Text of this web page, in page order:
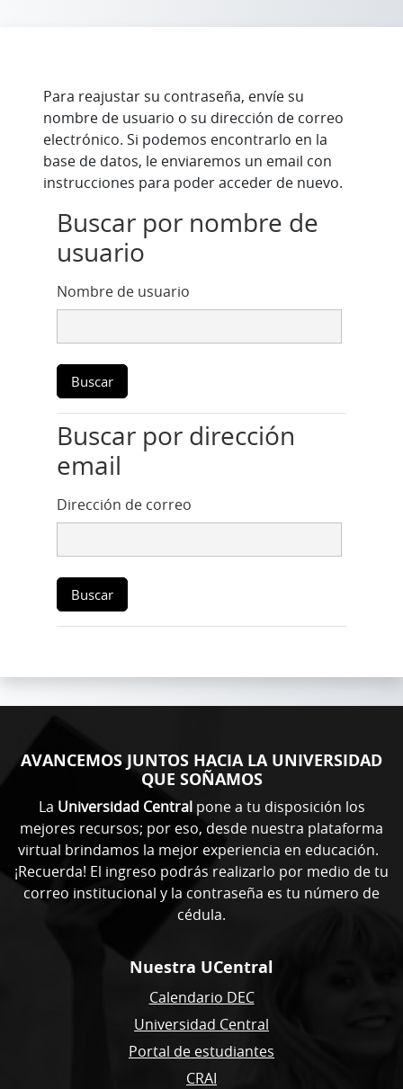
Para reajustar su contraseña, envíe su
nombre de usuario o su dirección de correo
electrónico. Si podemos encontrarlo en la
base de datos, le enviaremos un email con
instrucciones para poder acceder de nuevo.
Buscar por nombre de usuario
Buscar por nombre de
usuario
Nombre de usuario
Buscar por dirección email
Buscar por dirección
email
Dirección de correo
AVANCEMOS JUNTOS HACIA LA UNIVERSIDAD
QUE SOÑAMOS
La Universidad Centralpone a tu disposición los
mejores recursos; por eso, desde nuestra plataforma
virtual brindamos la mejor experiencia en educación.
¡Recuerda! El ingreso podrás realizarlo por medio de tu
correo institucional y la contraseña es tu número de
cédula.
Nuestra UCentral
Calendario DEC
Universidad Central
Portal de estudiantes
CRAI